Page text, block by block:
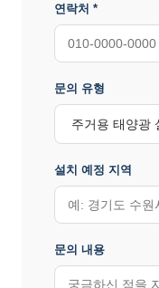
연락처 *
문의 유형
설치 예정 지역
문의 내용